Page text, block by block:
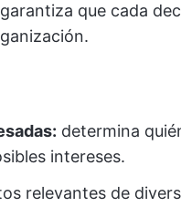
que cada
determina
intereses.
relevantes de